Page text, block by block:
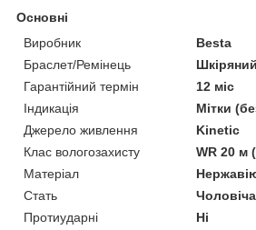
Основні
Виробник
Besta
Браслет/Ремінець
Шкіряний
Гарантійний термін
12 міс
Індикація
Мітки
Джерело живлення
Kinetic
Клас вологозахисту
WR 20 м
Матеріал
Стать
Чоловіча
Протиударні
Ні